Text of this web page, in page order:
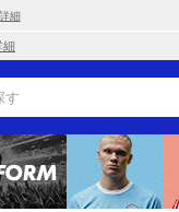
詳細
細